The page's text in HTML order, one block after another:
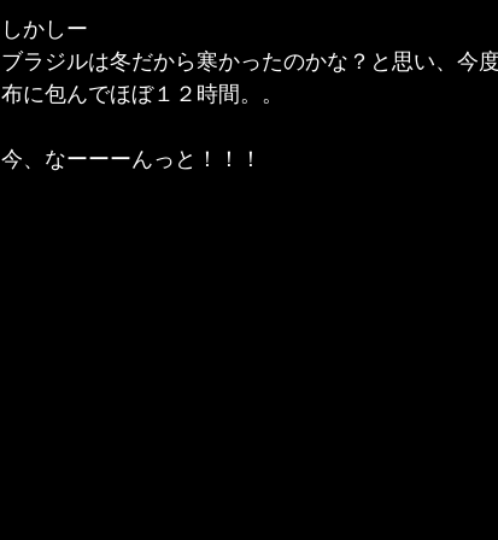
しかしー
ブラジルは冬だから寒かったのかな？と思い、今
布に包んでほぼ１２時間。。
今、なーーーんっと！！！